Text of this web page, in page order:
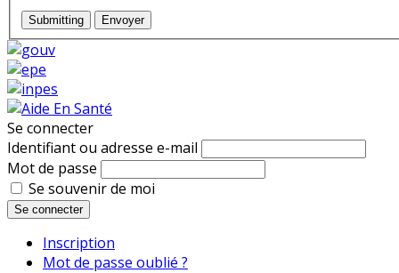
Submitting Envoyer
Se connecter
Identifiant ou adresse e-mail
Mot de passe
Se souvenir de moi
Se connecter
Inscription
Mot de passe oublié ?